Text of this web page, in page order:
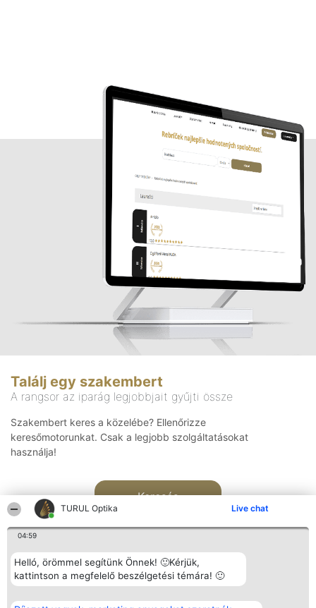
TURUL Optika Live chat
04:59
Helló, örömmel segítünk Önnek! 🙂Kérjük,
kattintson a megfelelő beszélgetési témára! 🙂
Találj egy szakembert
A rangsor az iparág legjobbjait gyűjti össze
Szakembert keres a közelébe? Ellenőrizze
keresőmotorunkat. Csak a legjobb szolgáltatásokat
használja!
Keresés
Rangsorszervező Népszavazás Elérhetőség